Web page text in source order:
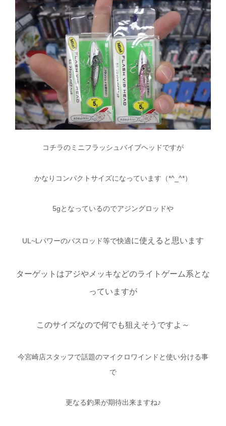
コチラのミニフラッシュバイブヘッドですが
かなりコンパクトサイズになっています（*^_^*）
5gとなっているのでアジングロッドや
UL~Lパワーのバスロッド等で快適に使えると思います
ターゲットはアジやメッキなどのライトゲーム系とな
っていますが
このサイズなので何でも狙えそうですよ～
今宮崎店スタッフで話題のマイクロワインドと使い分ける事
で
更なる釣果が期待出来ますね♪